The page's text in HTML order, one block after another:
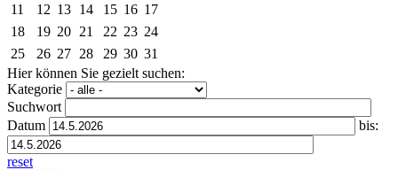
11
12 13 14 15 16 17
18
19 20 21 22 23 24
25
26 27 28 29 30 31
Hier können Sie gezielt suchen:
Kategorie
Suchwort
Datum
bis:
reset